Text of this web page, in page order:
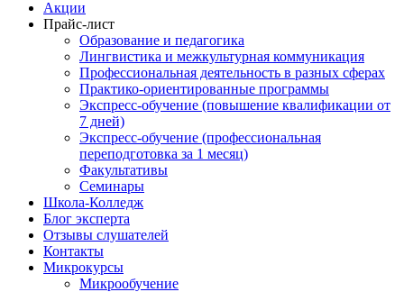
Акции
Прайс-лист
Образование и педагогика
Лингвистика и межкультурная коммуникация
Профессиональная деятельность в разных сферах
Практико-ориентированные программы
Экспресс-обучение (повышение квалификации от
7 дней)
Экспресс-обучение (профессиональная
переподготовка за 1 месяц)
Факультативы
Семинары
Школа-Колледж
Блог эксперта
Отзывы слушателей
Контакты
Микрокурсы
Микрообучение